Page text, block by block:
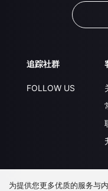
追踪社群
FOLLOW US
下载 APP
为提供您更多优质的服务与